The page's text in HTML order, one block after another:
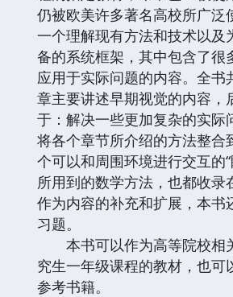
仍被欧美许多著名高校所广泛
一个理解现有方法和技术以及
备的系统框架，其中包含了很
应用于实际问题的内容。全书
章主要讲述早期视觉的内容，
于：解决一些更加复杂的实际
将各个章节所介绍的方法整合
个可以和周围环境进行交互的
所用到的数学方法，也都收录
作为内容的补充和扩展，本书
习题。
本书可以作为高等院校相
究生一年级课程的教材，也可
参考书籍。